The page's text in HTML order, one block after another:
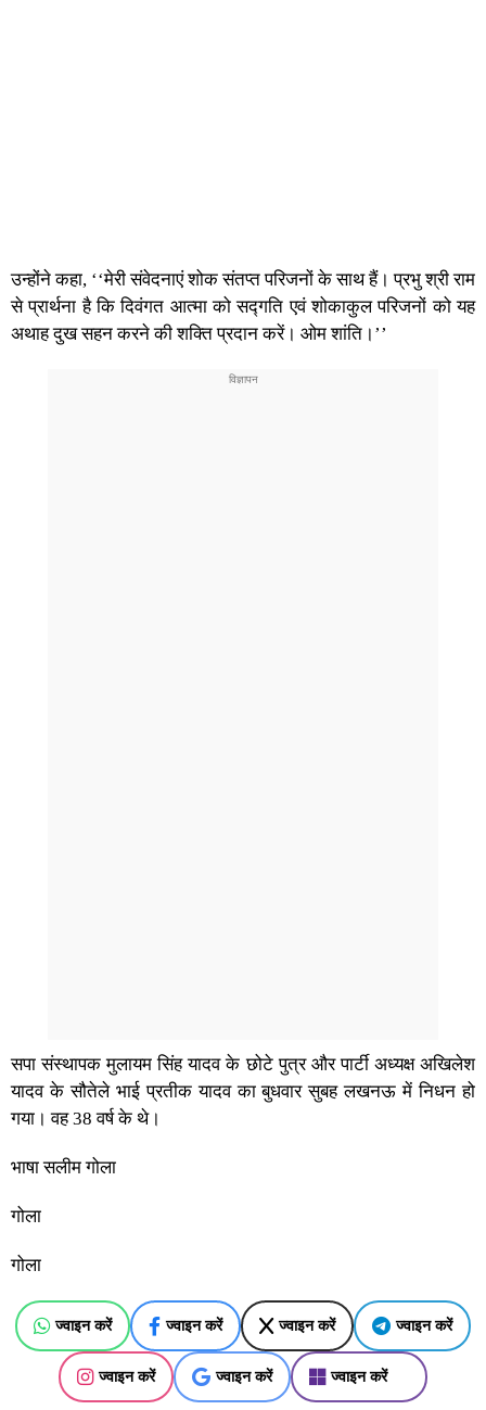
उन्होंने कहा, ‘‘मेरी संवेदनाएं शोक संतप्त परिजनों के साथ हैं। प्रभु श्री राम
से प्रार्थना है कि दिवंगत आत्मा को सद्गति एवं शोकाकुल परिजनों को यह
अथाह दुख सहन करने की शक्ति प्रदान करें। ओम शांति।’’
सपा संस्थापक मुलायम सिंह यादव के छोटे पुत्र और पार्टी अध्यक्ष अखिलेश
यादव के सौतेले भाई प्रतीक यादव का बुधवार सुबह लखनऊ में निधन हो
गया। वह 38 वर्ष के थे।
भाषा सलीम गोला
गोला
गोला
ज्वाइन करें ज्वाइन करें ज्वाइन करें ज्वाइन करें
ज्वाइन करें ज्वाइन करें ज्वाइन करें